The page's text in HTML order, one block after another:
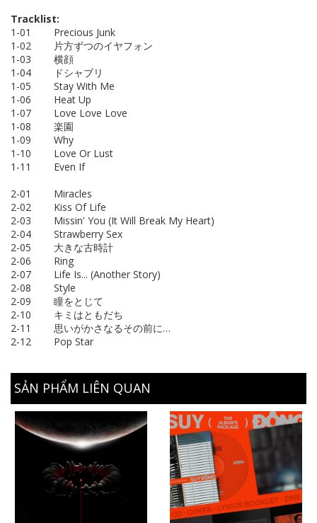
Tracklist:
1-01 Precious Junk
1-02 片方ずつのイヤフォン
1-03 横顔
1-04 ドシャブリ
1-05 Stay With Me
1-06 Heat Up
1-07 Love Love Love
1-08 楽園
1-09 Why
1-10 Love Or Lust
1-11 Even If
2-01 Miracles
2-02 Kiss Of Life
2-03 Missin' You (It Will Break My Heart)
2-04 Strawberry Sex
2-05 大きな古時計
2-06 Ring
2-07 Life Is... (Another Story)
2-08 Style
2-09 瞳をとじて
2-10 キミはともだち
2-11 思いがかさなるその前に…
2-12 Pop Star
SẢN PHẨM LIÊN QUAN